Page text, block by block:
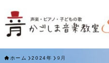
ホーム 2024年 9月